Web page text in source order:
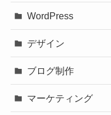
WordPress
デザイン
ブログ制作
マーケティング